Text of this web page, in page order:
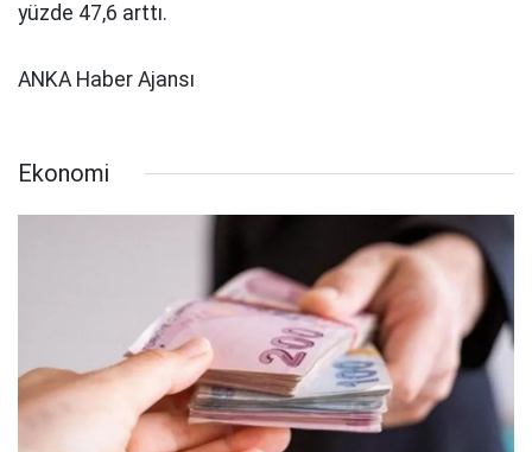
yüzde 47,6 arttı.
ANKA Haber Ajansı
Ekonomi